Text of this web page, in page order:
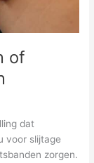
of
dat
voor slijtage
zorgen.